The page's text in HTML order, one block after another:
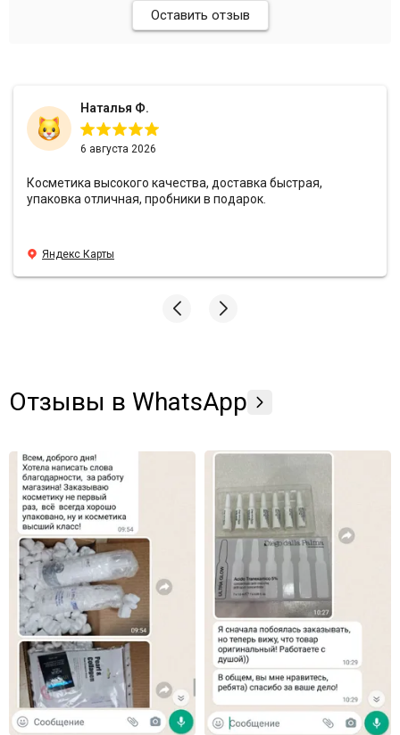
Оставить отзыв
Наталья Ф.
6 августа 2026
Косметика высокого качества, доставка быстрая,
упаковка отличная, пробники в подарок.
Яндекс Карты
Отзывы в WhatsApp